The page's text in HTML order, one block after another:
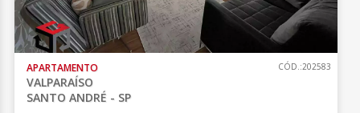
APARTAMENTO
VALPARAÍSO
SANTO ANDRÉ - SP
CÓD.:202583